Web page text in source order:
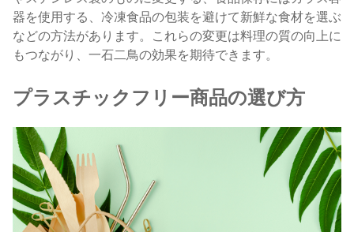
器を使用する、冷凍食品の包装を避けて新鮮な食材を選ぶ
などの方法があります。これらの変更は料理の質の向上に
もつながり、一石二鳥の効果を期待できます。
プラスチックフリー商品の選び方